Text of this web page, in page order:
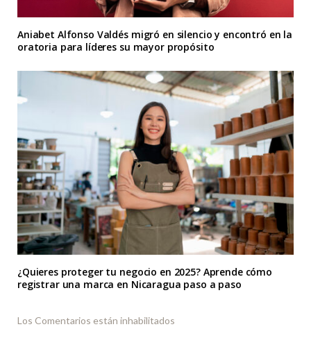
Aniabet Alfonso Valdés migró en silencio y encontró en la
oratoria para líderes su mayor propósito
¿Quieres proteger tu negocio en 2025? Aprende cómo
registrar una marca en Nicaragua paso a paso
Los Comentarios están inhabilitados